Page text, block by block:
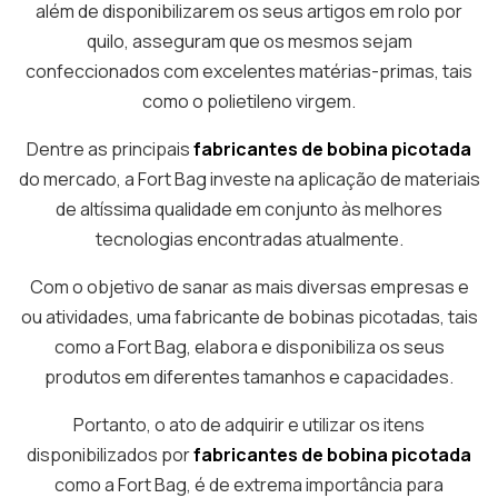
além de disponibilizarem os seus artigos em rolo por
quilo, asseguram que os mesmos sejam
confeccionados com excelentes matérias-primas, tais
como o polietileno virgem.
Dentre as principaisfabricantes de bobina picotada
do mercado, a Fort Bag investe na aplicação de materiais
de altíssima qualidade em conjunto às melhores
tecnologias encontradas atualmente.
Com o objetivo de sanar as mais diversas empresas e
ou atividades, uma fabricante de bobinas picotadas, tais
como a Fort Bag, elabora e disponibiliza os seus
produtos em diferentes tamanhos e capacidades.
Portanto, o ato de adquirir e utilizar os itens
disponibilizados porfabricantes de bobina picotada
como a Fort Bag, é de extrema importância para